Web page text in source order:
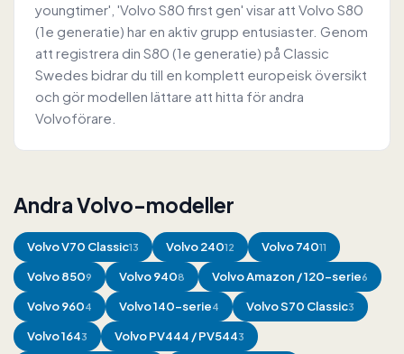
youngtimer', 'Volvo S80 first gen' visar att Volvo S80
(1e generatie) har en aktiv grupp entusiaster. Genom
att registrera din S80 (1e generatie) på Classic
Swedes bidrar du till en komplett europeisk översikt
och gör modellen lättare att hitta för andra
Volvoförare.
Andra Volvo-modeller
VolvoV70 Classic13 Volvo24012 Volvo74011
Volvo8509 Volvo9408 VolvoAmazon / 120-serie6
Volvo9604 Volvo140-serie4 VolvoS70 Classic3
Volvo1643 VolvoPV444 / PV5443